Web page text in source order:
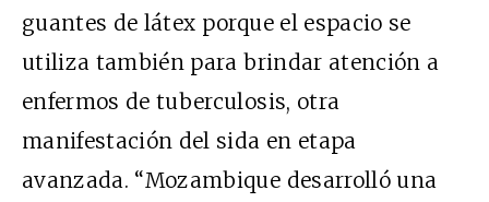
guantes de látex porque el espacio se
utiliza también para brindar atención a
enfermos de tuberculosis, otra
manifestación del sida en etapa
avanzada. “Mozambique desarrolló una